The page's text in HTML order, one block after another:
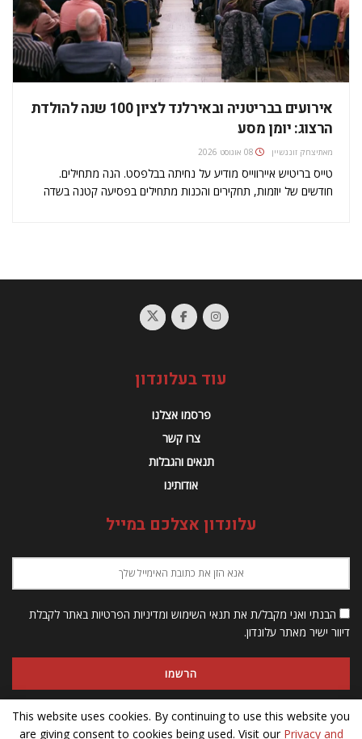
אירועים בבריטניה ובאירלנד לציון 100 שנה להולדת
הרצוג: יומן מסע
מאתיצחק זוננשיין 08 אוגוסט 2026
טייס בריטיש איירווייס מודיע על נחיתה בבלפסט. הנה מתחילים.
חודשים של יוזמות, תחקירים והכנות מתחילים בפסיעה קטנה בשדה
עוד בעלונדון
פרסמו אצלנו
צרו קשר
תנאים והגבלות
אודותינו
עלונדון אצלכם במייל
הבנתי ואני מקבל/ת את תנאי השימוש ומדיניות הפרטיות באתר לקבלת
דיוור ישיר מאתר עלונדון.
This website uses cookies. By continuing to use this website you
are giving consent to cookies being used. Visit our Privacy and